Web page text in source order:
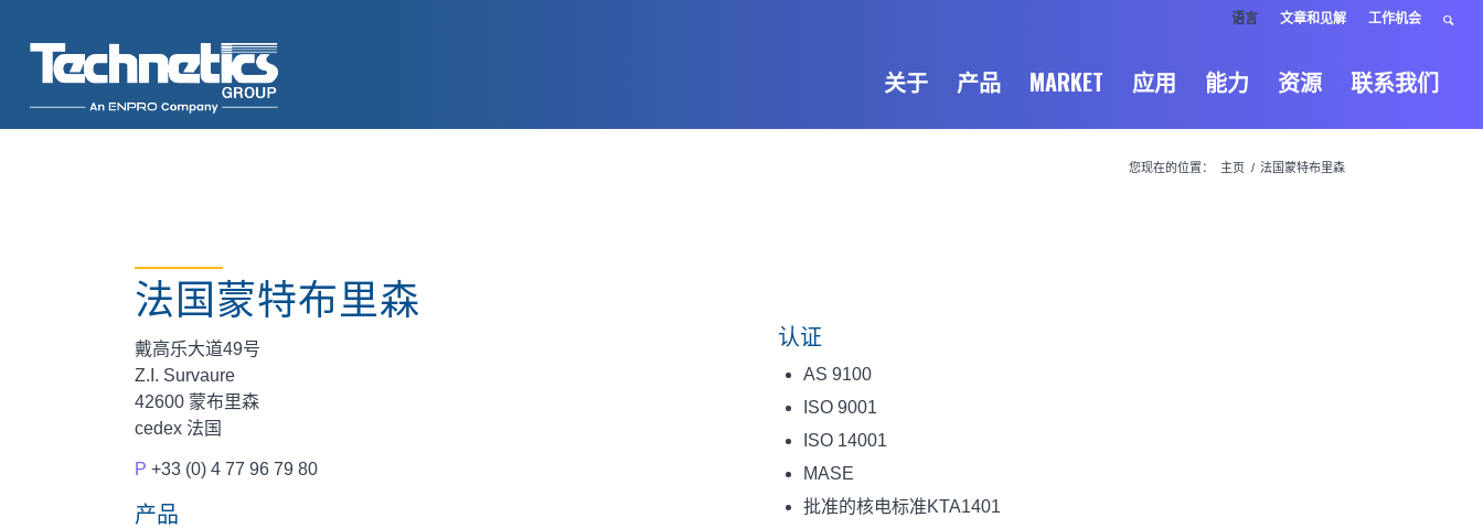
语言 文章和见解 工作机会
关于 产品 MARKET 应用 能力 资源 联系我们
您现在的位置： 主页 / 法国蒙特布里森
法国蒙特布里森
戴高乐大道49号
Z.I. Survaure
42600 蒙布里森
cedex 法国
P +33 (0) 4 77 96 79 80
产品
认证
AS 9100
ISO 9001
ISO 14001
MASE
批准的核电标准KTA1401